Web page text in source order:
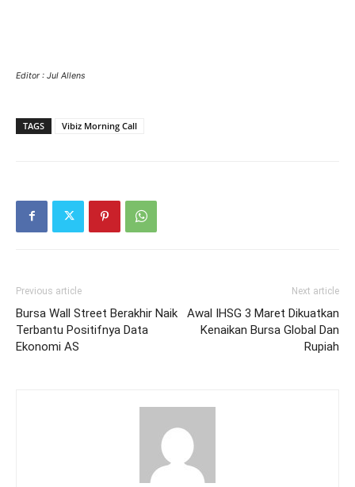
Editor : Jul Allens
TAGS Vibiz Morning Call
Previous article
Bursa Wall Street Berakhir Naik
Terbantu Positifnya Data
Ekonomi AS
Next article
Awal IHSG 3 Maret Dikuatkan
Kenaikan Bursa Global Dan
Rupiah